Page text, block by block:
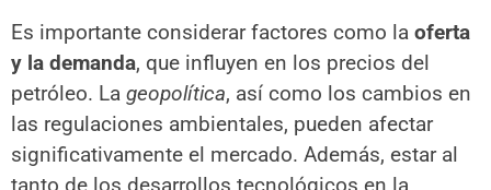
Es importante considerar factores como la oferta
y la demanda, que influyen en los precios del
petróleo. La geopolítica, así como los cambios en
las regulaciones ambientales, pueden afectar
significativamente el mercado. Además, estar al
tanto de los desarrollos tecnológicos en la